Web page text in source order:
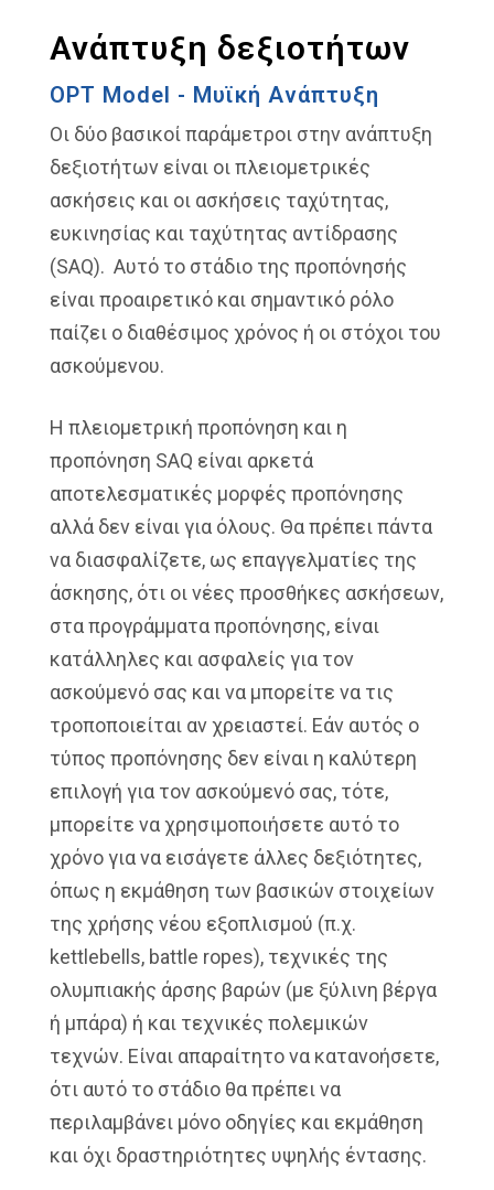
Ανάπτυξη δεξιοτήτων
OPT Model - Μυϊκή Ανάπτυξη
Οι δύο βασικοί παράμετροι στην ανάπτυξη
δεξιοτήτων είναι οι πλειομετρικές
ασκήσεις και οι ασκήσεις ταχύτητας,
ευκινησίας και ταχύτητας αντίδρασης
(SAQ). Αυτό το στάδιο της προπόνησής
είναι προαιρετικό και σημαντικό ρόλο
παίζει ο διαθέσιμος χρόνος ή οι στόχοι του
ασκούμενου.
Η πλειομετρική προπόνηση και η
προπόνηση SAQ είναι αρκετά
αποτελεσματικές μορφές προπόνησης
αλλά δεν είναι για όλους. Θα πρέπει πάντα
να διασφαλίζετε, ως επαγγελματίες της
άσκησης, ότι οι νέες προσθήκες ασκήσεων,
στα προγράμματα προπόνησης, είναι
κατάλληλες και ασφαλείς για τον
ασκούμενό σας και να μπορείτε να τις
τροποποιείται αν χρειαστεί. Εάν αυτός ο
τύπος προπόνησης δεν είναι η καλύτερη
επιλογή για τον ασκούμενό σας, τότε,
μπορείτε να χρησιμοποιήσετε αυτό το
χρόνο για να εισάγετε άλλες δεξιότητες,
όπως η εκμάθηση των βασικών στοιχείων
της χρήσης νέου εξοπλισμού (π.χ.
kettlebells, battle ropes), τεχνικές της
ολυμπιακής άρσης βαρών (με ξύλινη βέργα
ή μπάρα) ή και τεχνικές πολεμικών
τεχνών. Είναι απαραίτητο να κατανοήσετε,
ότι αυτό το στάδιο θα πρέπει να
περιλαμβάνει μόνο οδηγίες και εκμάθηση
και όχι δραστηριότητες υψηλής έντασης.